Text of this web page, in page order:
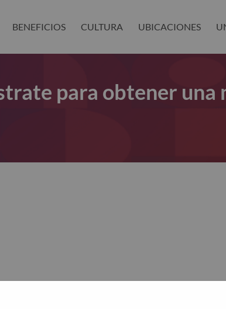
BENEFICIOS CULTURA UBICACIONES
para obtener una